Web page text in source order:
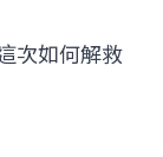
次如何解救